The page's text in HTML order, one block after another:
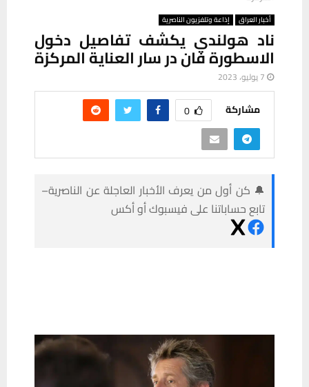
أخبار العراق إذاعة وتلفزيون الناصرية
ناد هولندي يكشف تفاصيل دخول
الاسطورة فان در سار العناية المركزة
7 يوليو، 2023
مشاركة 0
🔔 كن أول من يعرف الأخبار العاجلة عن الناصرية–
تابع حساباتنا على فيسبوك أو أكس